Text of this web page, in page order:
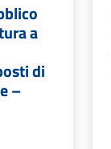
a
di
–